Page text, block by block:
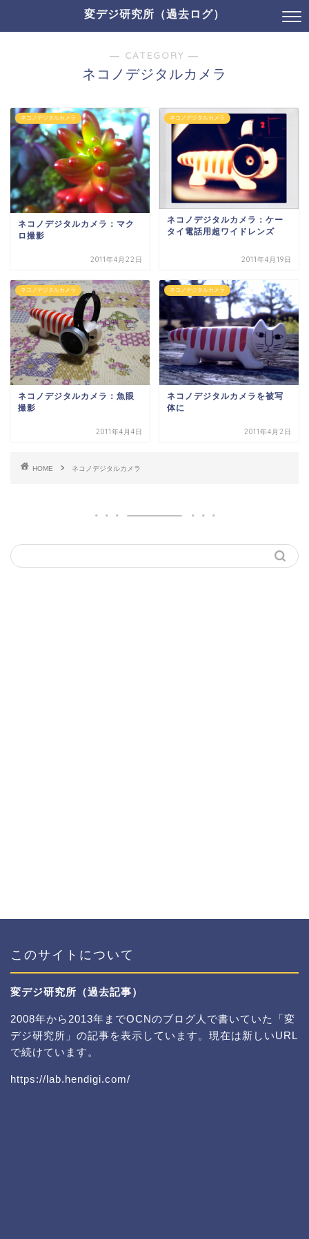
変デジ研究所（過去ログ）
― CATEGORY ―
ネコノデジタルカメラ
ネコノデジタルカメラ
ネコノデジタルカメラ：マク
ロ撮影
2011年4月22日
ネコノデジタルカメラ
ネコノデジタルカメラ：ケー
タイ電話用超ワイドレンズ
2011年4月19日
ネコノデジタルカメラ
ネコノデジタルカメラ：魚眼
撮影
2011年4月4日
ネコノデジタルカメラ
ネコノデジタルカメラを被写
体に
2011年4月2日
HOME ネコノデジタルカメラ
このサイトについて
変デジ研究所（過去記事）
2008年から2013年までOCNのブログ人で書いていた「変
デジ研究所」の記事を表示しています。現在は新しいURL
で続けています。
https://lab.hendigi.com/